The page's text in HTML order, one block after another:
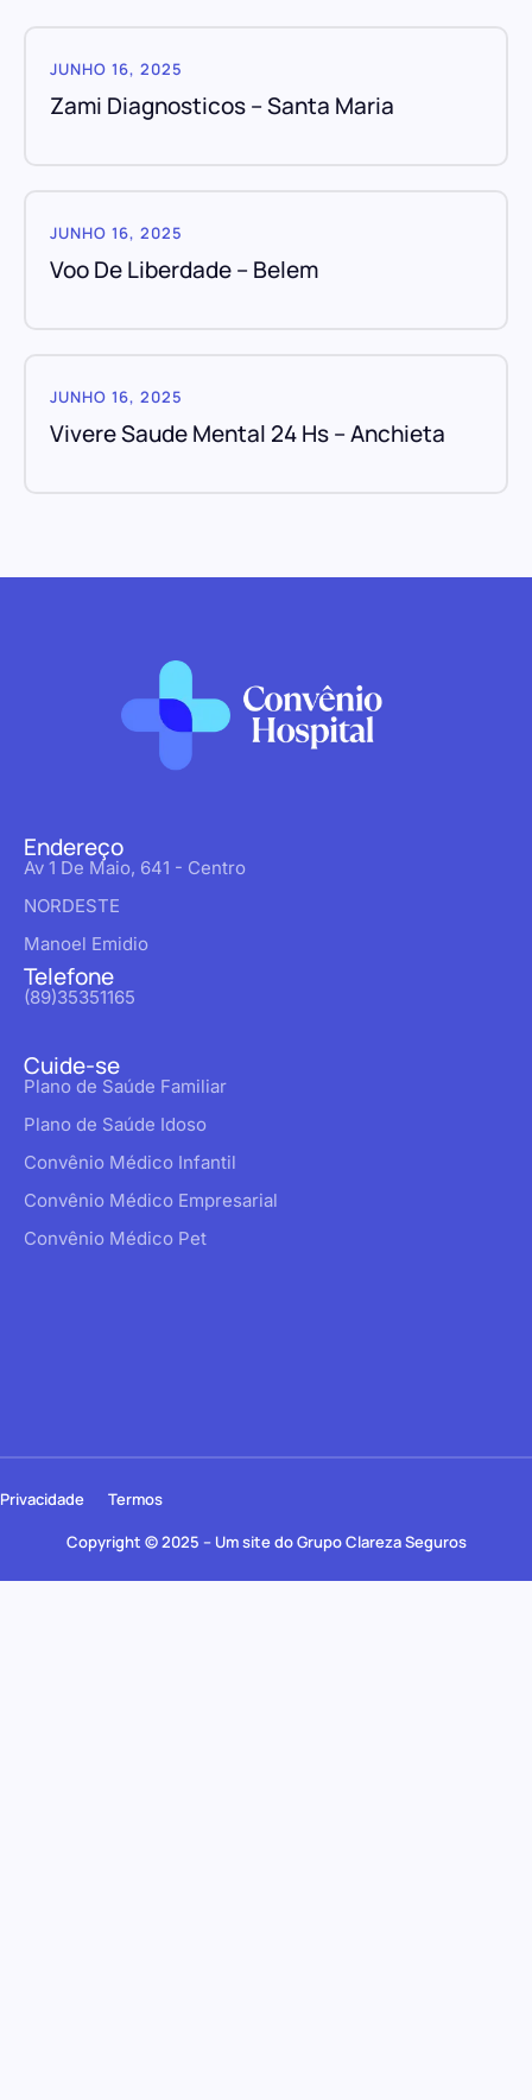
JUNHO 16, 2025
Zami Diagnosticos – Santa Maria
JUNHO 16, 2025
Voo De Liberdade – Belem
JUNHO 16, 2025
Vivere Saude Mental 24 Hs – Anchieta
Endereço
Av 1 De Maio, 641 - Centro
NORDESTE
Manoel Emidio
Telefone
(89)35351165
Cuide-se
Plano de Saúde Familiar
Plano de Saúde Idoso
Convênio Médico Infantil
Convênio Médico Empresarial
Convênio Médico Pet
Copyright © 2025 – Um site do Grupo Clareza Seguros
Privacidade Termos